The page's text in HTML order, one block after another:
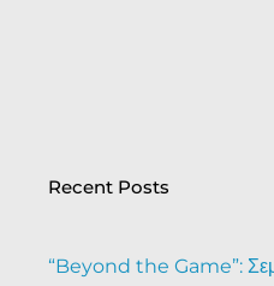
Recent Posts
“Beyond the Game”: